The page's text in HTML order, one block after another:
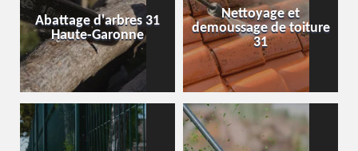
Abattage d'arbres 31
Haute-Garonne
Nettoyage et
demoussage de toiture
31